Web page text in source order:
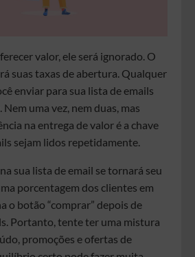
valor, ele será ignorado. O
suas taxas de abertura. Qualquer
enviar para sua lista de emails
uma vez, nem duas, mas
na entrega de valor é a chave
sejam lidos repetidamente.
sua lista de email se tornará seu
porcentagem dos clientes em
o botão “comprar” depois de
Portanto, tente ter uma mistura
promoções e ofertas de